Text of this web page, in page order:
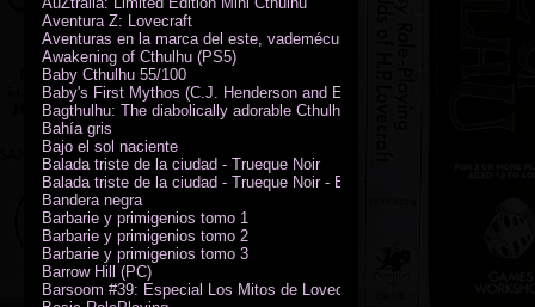
Aventura Z: Lovecraft
Aventuras en la marca del este, vademécum de campaña
Awakening of Cthulhu (PS5)
Baby Cthulhu 55/100
Baby's First Mythos (C.J. Henderson and Erica Henderson)
Bagthulhu: The diabolically adorable Cthulhu plushie dicebag
Bahía gris
Bajo el sol naciente
Balada triste de la ciudad - Trueque Noir
Balada triste de la ciudad - Trueque Noir - Edición de coleccionista
Bandera negra
Barbarie y primigenios tomo 1
Barbarie y primigenios tomo 2
Barbarie y primigenios tomo 3
Barrow Hill (PC)
Barsoom #39: Especial Los Mitos de Lovecraft